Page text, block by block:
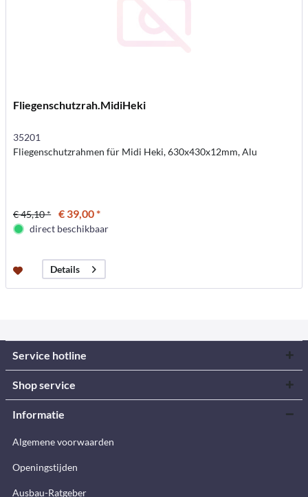
Fliegenschutzrah.MidiHeki
35201
Fliegenschutzrahmen für Midi Heki, 630x430x12mm, Alu
€ 45,10 * € 39,00 *
direct beschikbaar
Details
Service hotline
Shop service
Informatie
Algemene voorwaarden
Openingstijden
Ausbau-Ratgeber